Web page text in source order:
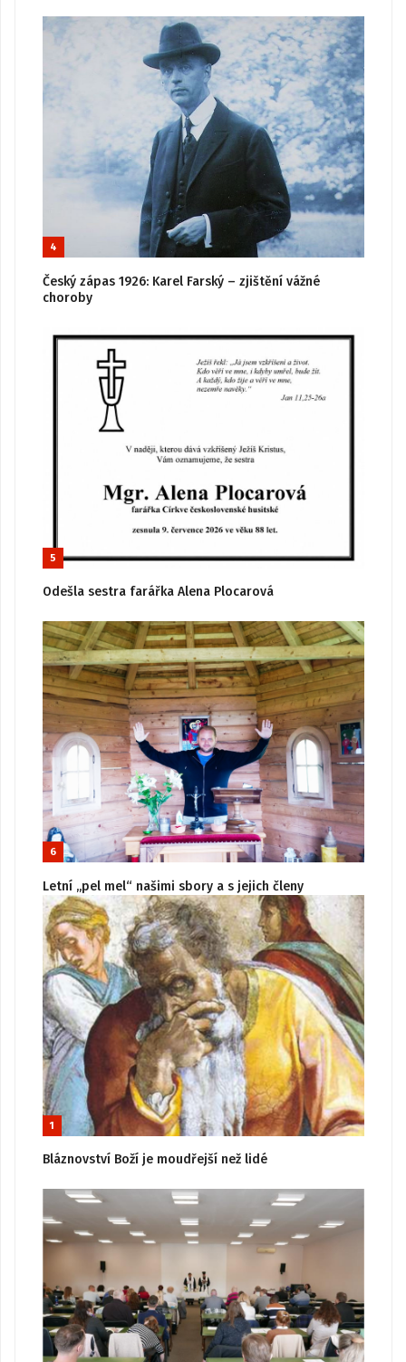
4
Český zápas 1926: Karel Farský – zjištění vážné
choroby
5
Odešla sestra farářka Alena Plocarová
6
Letní „pel mel“ našimi sbory a s jejich členy
1
Bláznovství Boží je moudřejší než lidé